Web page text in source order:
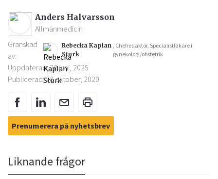
Anders Halvarsson
Allmänmedicin
Granskad
av:
Rebecka Kaplan
Sturk
, Chefredaktör, Specialistläkare i
gynekologi/obstetrik
Uppdaterad: 28 juni, 2025
Publicerad: 28 oktober, 2020
Prenumerera på nyhetsbrev
Liknande frågor